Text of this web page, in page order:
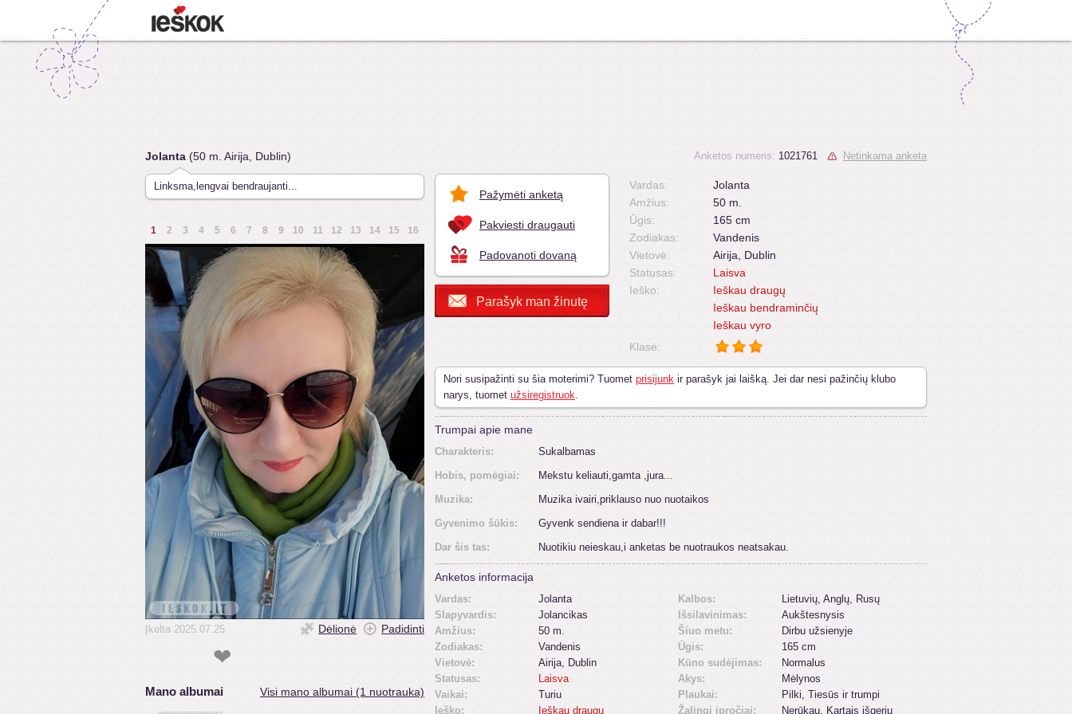
Jolanta (50 m. Airija, Dublin)
Linksma,lengvai bendraujanti...
1 2 3 4 5 6 7 8 9 10 11 12 13 14 15 16
Įkelta 2025.07.25 Dėlionė Padidinti
❤
Mano albumai Visi mano albumai (1 nuotrauka)
Pažymėti anketą
Pakviesti draugauti
Padovanoti dovaną
Parašyk man žinutę
Anketos numeris: 1021761 Netinkama anketa
Vardas:
Jolanta
Amžius:
50 m.
Ūgis:
165 cm
Zodiakas:
Vandenis
Vietovė:
Airija, Dublin
Statusas:
Laisva
Ieško:
Ieškau draugų
Ieškau bendraminčių
Ieškau vyro
Klasė:
Nori susipažinti su šia moterimi? Tuomet prisijunk ir parašyk jai laišką. Jei dar nesi pažinčių klubo
narys, tuomet užsiregistruok.
Trumpai apie mane
Charakteris:
Sukalbamas
Hobis, pomėgiai:
Mekstu keliauti,gamta ,jura...
Muzika:
Muzika ivairi,priklauso nuo nuotaikos
Gyvenimo šūkis:
Gyvenk sendiena ir dabar!!!
Dar šis tas:
Nuotikiu neieskau,i anketas be nuotraukos neatsakau.
Anketos informacija
Vardas:
Jolanta
Slapyvardis:
Jolancikas
Amžius:
50 m.
Zodiakas:
Vandenis
Vietovė:
Airija, Dublin
Statusas:
Laisva
Vaikai:
Turiu
Ieško:
Ieškau draugų
Kalbos:
Lietuvių, Anglų, Rusų
Išsilavinimas:
Aukštesnysis
Šiuo metu:
Dirbu užsienyje
Ūgis:
165 cm
Kūno sudėjimas:
Normalus
Akys:
Mėlynos
Plaukai:
Pilki, Tiesūs ir trumpi
Žalingi įpročiai:
Nerūkau, Kartais išgeriu